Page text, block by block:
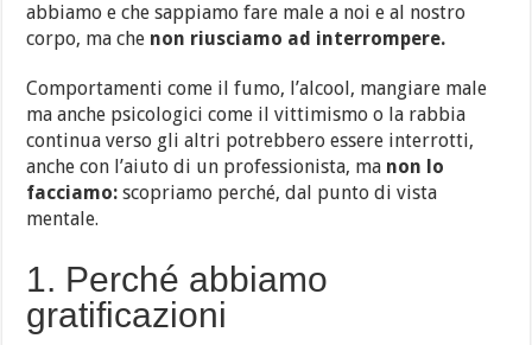
abbiamo e che sappiamo fare male a noi e al nostro
corpo, ma che non riusciamo ad interrompere.
Comportamenti come il fumo, l’alcool, mangiare male
ma anche psicologici come il vittimismo o la rabbia
continua verso gli altri potrebbero essere interrotti,
anche con l’aiuto di un professionista, ma non lo
facciamo:scopriamo perché, dal punto di vista
mentale.
1. Perché abbiamo
gratificazioni